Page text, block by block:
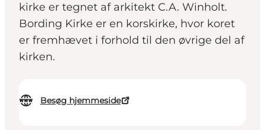
kirke er tegnet af arkitekt C.A. Winholt.
Bording Kirke er en korskirke, hvor koret
er fremhævet i forhold til den øvrige del af
kirken.
Besøg hjemmeside